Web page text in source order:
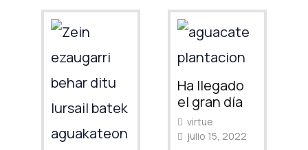
Ha llegado
el gran día
virtue
julio 15, 2022